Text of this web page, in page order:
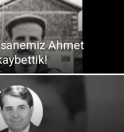
Ahmet
kaybettik!